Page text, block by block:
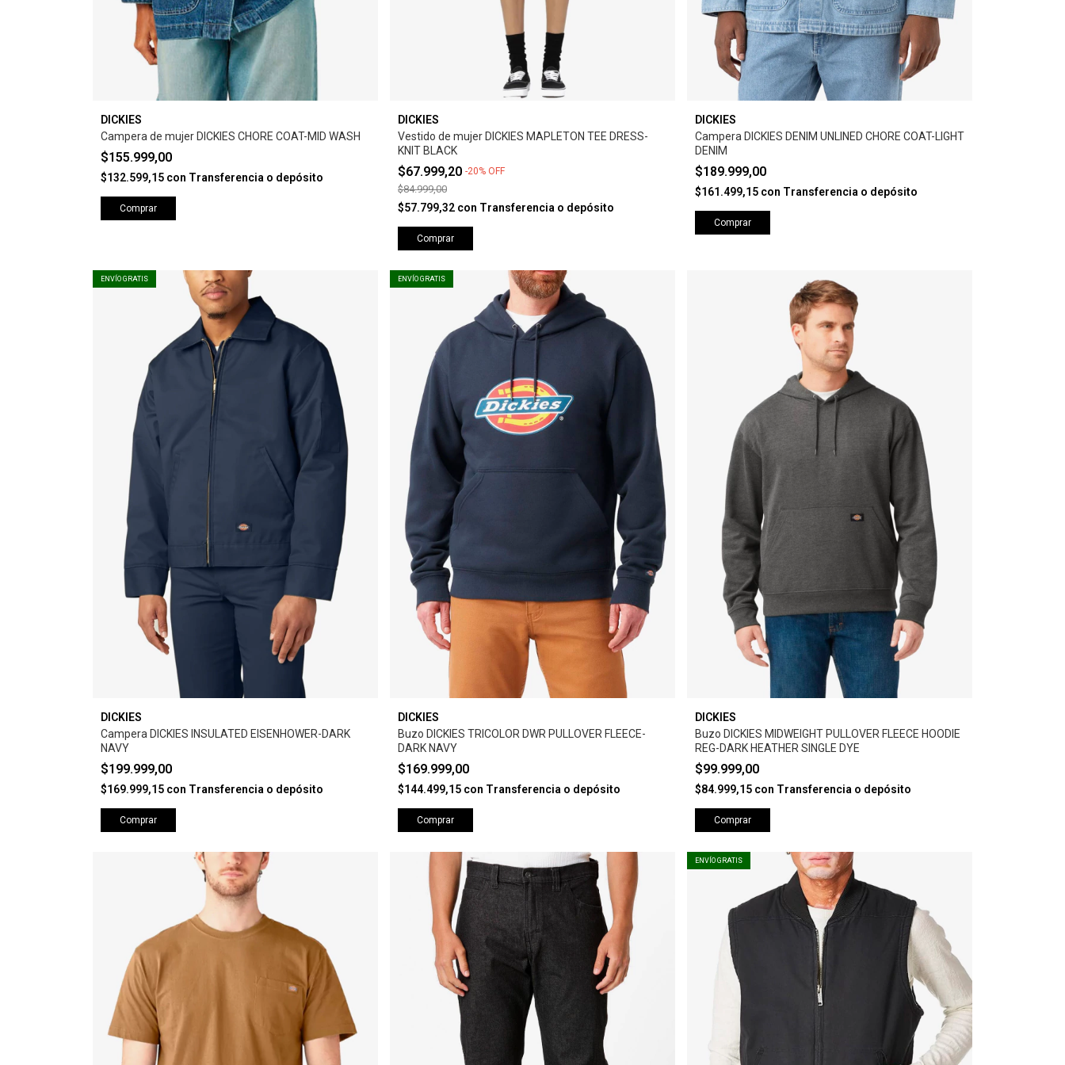
DICKIES
Campera de mujer DICKIES CHORE COAT-MID WASH
$155.999,00
$132.599,15 con Transferencia o depósito
Comprar
DICKIES
Vestido de mujer DICKIES MAPLETON TEE DRESS-
KNIT BLACK
$67.999,20 -20% OFF
$84.999,00
$57.799,32 con Transferencia o depósito
Comprar
DICKIES
Campera DICKIES DENIM UNLINED CHORE COAT-LIGHT
DENIM
$189.999,00
$161.499,15 con Transferencia o depósito
Comprar
ENVÍO GRATIS
DICKIES
Campera DICKIES INSULATED EISENHOWER-DARK
NAVY
$199.999,00
$169.999,15 con Transferencia o depósito
Comprar
ENVÍO GRATIS
DICKIES
Buzo DICKIES TRICOLOR DWR PULLOVER FLEECE-
DARK NAVY
$169.999,00
$144.499,15 con Transferencia o depósito
Comprar
DICKIES
Buzo DICKIES MIDWEIGHT PULLOVER FLEECE HOODIE
REG-DARK HEATHER SINGLE DYE
$99.999,00
$84.999,15 con Transferencia o depósito
Comprar
ENVÍO GRATIS